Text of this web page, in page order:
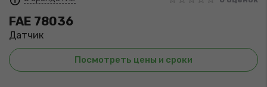
FAE 78036
Датчик
Посмотреть цены и сроки